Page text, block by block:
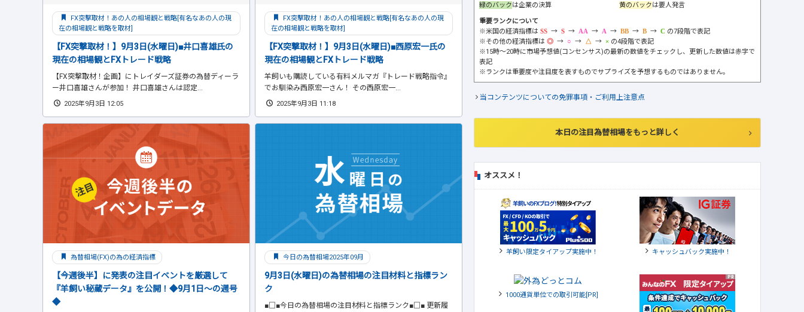
FX突撃取材！あの人の相場観と戦略[有名なあの人の現
在の相場観と戦略を取材]
【FX突撃取材！】9月3日(水曜日)■井口喜雄氏の
現在の相場観とFXトレード戦略
【FX突撃取材！企画】にトレイダーズ証券の為替ディーラ
ー井口喜雄さんが参加！ 井口喜雄さんは認定...
2025年9月3日 12:05
FX突撃取材！あの人の相場観と戦略[有名なあの人の現
在の相場観と戦略を取材]
【FX突撃取材！】9月3日(水曜日)■西原宏一氏の
現在の相場観とFXトレード戦略
羊飼いも購読している有料メルマガ『トレード戦略指令』
でお馴染み西原宏一さん！ その西原宏一...
2025年9月3日 11:18
為替相場(FX)の為の経済指標
【今週後半】に発表の注目イベントを厳選して
『羊飼い秘蔵データ』を公開！◆9月1日～の週号
◆
今日の為替相場2025年09月
9月3日(水曜日)の為替相場の注目材料と指標ラン
ク
■□■今日の為替相場の注目材料と指標ランク■□■ 更新履
緑のバックは企業の決算 黄のバックは要人発言
重要ランクについて
※米国の経済指標は
→ → → → → →
の7段階で表記
※その他の経済指標は
→ → →
の4段階で表記
※15時～20時に市場予想値(コンセンサス)の最新の数値をチェックし、更新した数値は赤字で
表記
※ランクは重要度や注目度を表すものでサプライズを予想するものではありません。
当コンテンツについての免罪事項・ご利用上注意点
本日の注目為替相場をもっと詳しく
オススメ！
羊飼い限定タイアップ実施中！ キャッシュバック実施中！
1000通貨単位での取引可能[PR]